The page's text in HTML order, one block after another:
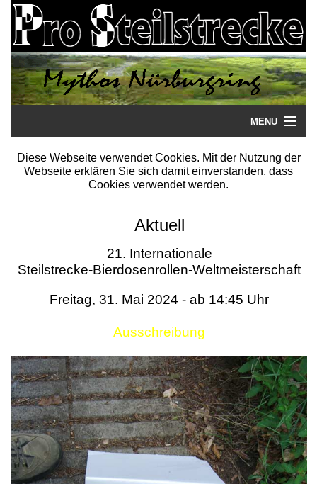
MENU
Startseite
Literatur
Termine
Diese Webseite verwendet Cookies. Mit der Nutzung der
Webseite erklären Sie sich damit einverstanden, dass
Cookies verwendet werden.
Aktuell
21. Internationale
Steilstrecke-Bierdosenrollen-Weltmeisterschaft
Freitag, 31. Mai 2024 - ab 14:45 Uhr
Ausschreibung